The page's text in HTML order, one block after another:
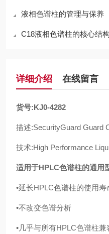
液相色谱柱的管理与保养
C18液相色谱柱的核心结
详细介绍 在线留言
货号:KJ0-4282
描述:SecurityGuard Guard
技术:High Performance
适用于HPLC色谱柱的通用
•延长HPLC色谱柱的使用寿
•不改变色谱分析
•几乎与所有HPLC色谱柱兼